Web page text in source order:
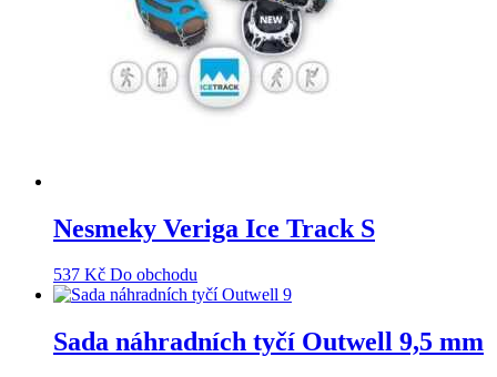
Nesmeky Veriga Ice Track S
537 Kč Do obchodu
Sada náhradních tyčí Outwell 9,5 mm